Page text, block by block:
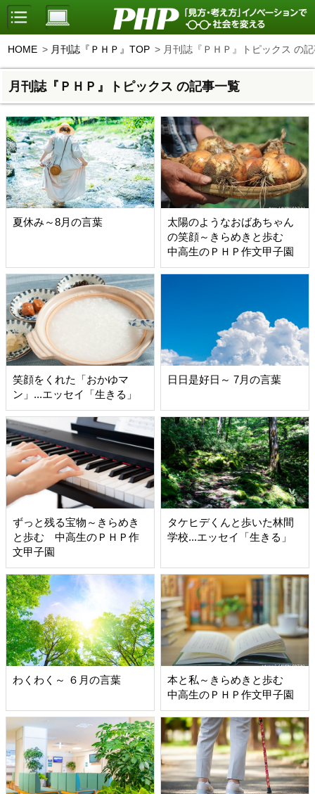
HOME 月刊誌『ＰＨＰ』TOP 月刊誌『ＰＨＰ』トピックス の
月刊誌『ＰＨＰ』トピックス の記事一覧
夏休み～8月の言葉
太陽のようなおばあちゃん
の笑顔～きらめきと歩む
中高生のＰＨＰ作文甲子園
笑顔をくれた「おかゆマ
ン」...エッセイ「生きる」
日日是好日～ 7月の言葉
ずっと残る宝物～きらめき
と歩む 中高生のＰＨＰ作
文甲子園
タケヒデくんと歩いた林間
学校...エッセイ「生きる」
わくわく～ ６月の言葉
本と私～きらめきと歩む
中高生のＰＨＰ作文甲子園